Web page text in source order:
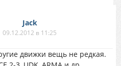
Jack
09.12.2012 в 11:25
движки вещь не редкая.